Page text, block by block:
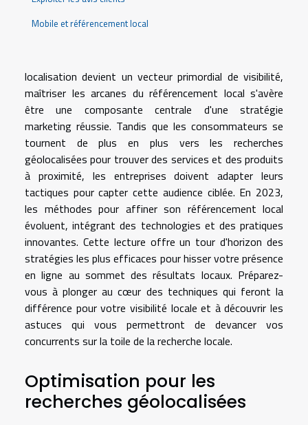
Mobile et référencement local
localisation devient un vecteur primordial de visibilité,
maîtriser les arcanes du référencement local s'avère
être une composante centrale d'une stratégie
marketing réussie. Tandis que les consommateurs se
tournent de plus en plus vers les recherches
géolocalisées pour trouver des services et des produits
à proximité, les entreprises doivent adapter leurs
tactiques pour capter cette audience ciblée. En 2023,
les méthodes pour affiner son référencement local
évoluent, intégrant des technologies et des pratiques
innovantes. Cette lecture offre un tour d'horizon des
stratégies les plus efficaces pour hisser votre présence
en ligne au sommet des résultats locaux. Préparez-
vous à plonger au cœur des techniques qui feront la
différence pour votre visibilité locale et à découvrir les
astuces qui vous permettront de devancer vos
concurrents sur la toile de la recherche locale.
Optimisation pour les
recherches géolocalisées